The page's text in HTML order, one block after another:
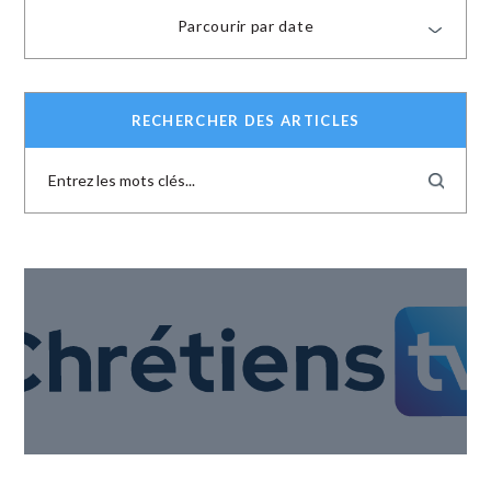
Parcourir par date
RECHERCHER DES ARTICLES